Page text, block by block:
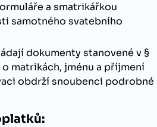
a smatrikářkou
samotného svatebního
dokumenty stanovené v §
matrikách, jménu a příjmení
obdrží snoubenci podrobné